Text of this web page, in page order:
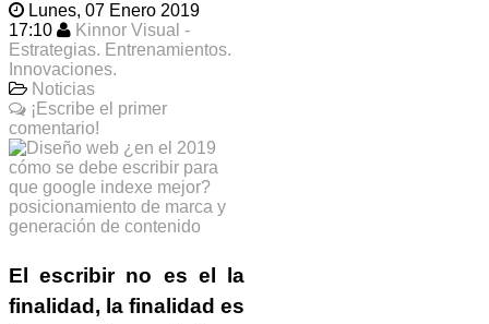
Lunes, 07 Enero 2019
17:10
Kinnor Visual -
Estrategias. Entrenamientos.
Innovaciones.
Noticias
¡Escribe el primer
comentario!
El escribir no es el la
finalidad, la finalidad es